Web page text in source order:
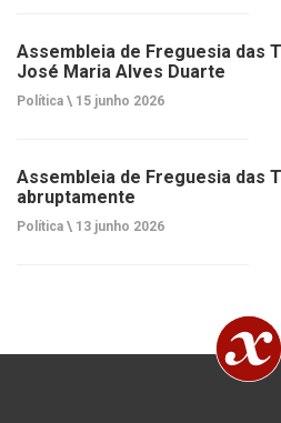
Assembleia de Freguesia das
José Maria Alves Duarte
Política \ 15 junho 2026
Assembleia de Freguesia das
abruptamente
Política \ 13 junho 2026